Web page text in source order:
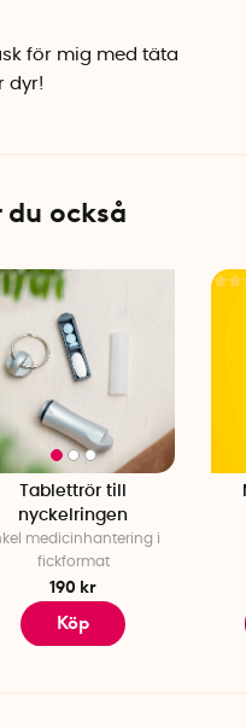
& Albin Nilsson
för mig med täta
dyr!
du också
Tablettrör till
nyckelringen
medicinhantering i
fickformat
190 kr
Köp